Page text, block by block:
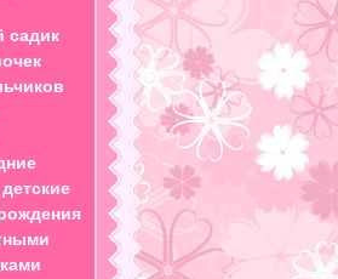
садик